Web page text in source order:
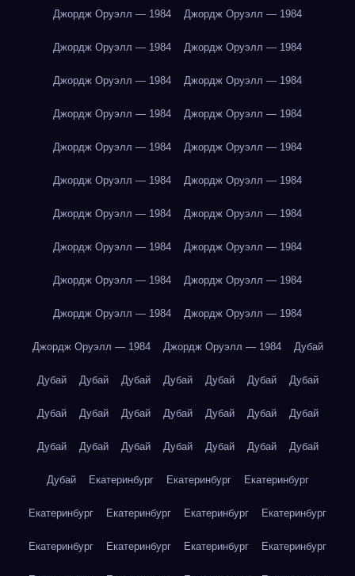
Джордж Оруэлл — 1984 Джордж Оруэлл — 1984
Джордж Оруэлл — 1984 Джордж Оруэлл — 1984
Джордж Оруэлл — 1984 Джордж Оруэлл — 1984
Джордж Оруэлл — 1984 Джордж Оруэлл — 1984
Джордж Оруэлл — 1984 Джордж Оруэлл — 1984
Джордж Оруэлл — 1984 Джордж Оруэлл — 1984
Джордж Оруэлл — 1984 Джордж Оруэлл — 1984
Джордж Оруэлл — 1984 Джордж Оруэлл — 1984
Джордж Оруэлл — 1984 Джордж Оруэлл — 1984
Джордж Оруэлл — 1984 Джордж Оруэлл — 1984
Джордж Оруэлл — 1984 Джордж Оруэлл — 1984 Дубай
Дубай Дубай Дубай Дубай Дубай Дубай Дубай
Дубай Дубай Дубай Дубай Дубай Дубай Дубай
Дубай Дубай Дубай Дубай Дубай Дубай Дубай
Дубай Екатеринбург Екатеринбург Екатеринбург
Екатеринбург Екатеринбург Екатеринбург Екатеринбург
Екатеринбург Екатеринбург Екатеринбург Екатеринбург